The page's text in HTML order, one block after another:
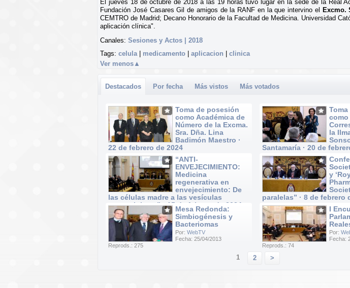
Ver menos ▲
El jueves 18 de octubre de 2018 a las 19 horas tuvo lugar en la sede de la Real
Fundación José Casares Gil de amigos de la RANF en la que intervino el
Excmo.
CEMTRO de Madrid; Decano Honorario de la Facultad de Medicina. Universidad
aplicación clínica".
Canales: Sesiones y Actos | 2018
Tags: celula medicamento aplicacion clinica
Destacados Por fecha Más vistos Más votados
Toma de posesión
como Académica de
Número de la Excma.
Sra. Dña. Lina
Badimón Maestro ·
22 de febrero de 2024
Por:WebTV
Fecha: 22/02/2024
Reprods.: 40
como
la
Santamaría · 20 de
Por:WebTV
Fecha: 20/02/2024
Reprods.: 52
“ANTI-
ENVEJECIMIENTO:
Medicina
regenerativa en
envejecimiento: De
las células madre a las vesículas
extracelulares” · 15 de febrero de 2024
Por:WebTV
Fecha: 15/02/2024
Reprods.: 37
y
paralelas” · 8 de febrero
Por:WebTV
Fecha: 08/02/2024
Reprods.: 20
Mesa Redonda:
Simbiogénesis y
Bacteriomas
Por: WebTV
Fecha: 25/04/2013
Reprods.: 275
I
Por:
Fecha:
Reprods.: 74
1 2 >